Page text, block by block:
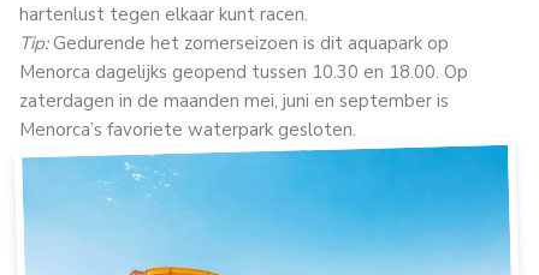
hartenlust tegen elkaar kunt racen.
Tip:Gedurende het zomerseizoen is dit aquapark op
Menorca dagelijks geopend tussen 10.30 en 18.00. Op
zaterdagen in de maanden mei, juni en september is
Menorca’s favoriete waterpark gesloten.